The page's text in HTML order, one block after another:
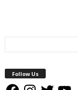
Follow Us
FacebookInstagram
Twitter YouTube